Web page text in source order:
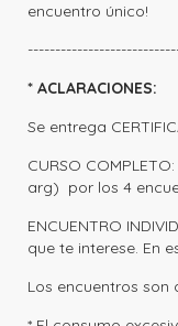
encuentro único!
* ACLARACIONES:
Se entrega
CURSO
arg) por los 4
ENCUENTRO
que te interese. En
Los encuentros son